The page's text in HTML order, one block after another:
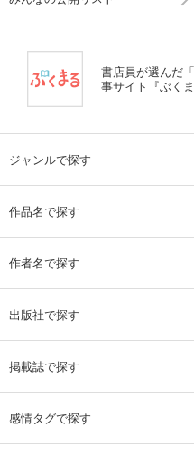
書店員が選んだ
事サイト『ぶくま
ジャンルで探す
作品名で探す
作者名で探す
出版社で探す
掲載誌で探す
感情タグで探す